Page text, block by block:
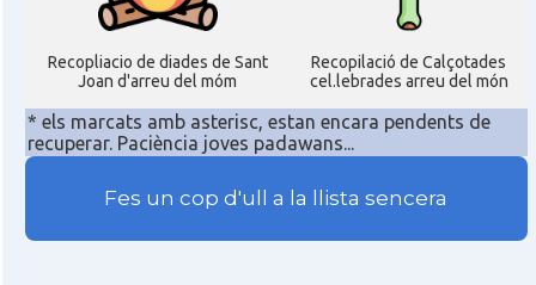
Recopliacio de diades de Sant
Joan d'arreu del móm
Recopilació de Calçotades
cel.lebrades arreu del món
* els marcats amb asterisc, estan encara pendents de
recuperar. Paciència joves padawans...
Fes un cop d'ull a la llista sencera